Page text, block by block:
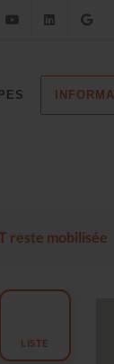
FacebookYouTube LinkedIn
reste mobilisée
LISTE